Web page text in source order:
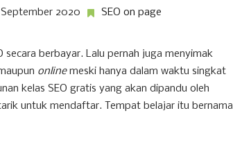
September 2020 SEO on page
secara berbayar. Lalu pernah juga menyimak
onlinemeski hanya dalam waktu singkat
kelas SEO gratis yang akan dipandu oleh
untuk mendaftar. Tempat belajar itu bernama